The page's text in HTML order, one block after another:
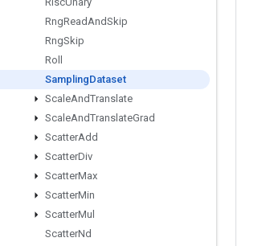
RngReadAndSkip
RngSkip
Roll
SamplingDataset
ScaleAndTranslate
ScaleAndTranslateGrad
ScatterAdd
ScatterDiv
ScatterMax
ScatterMin
ScatterMul
ScatterNd